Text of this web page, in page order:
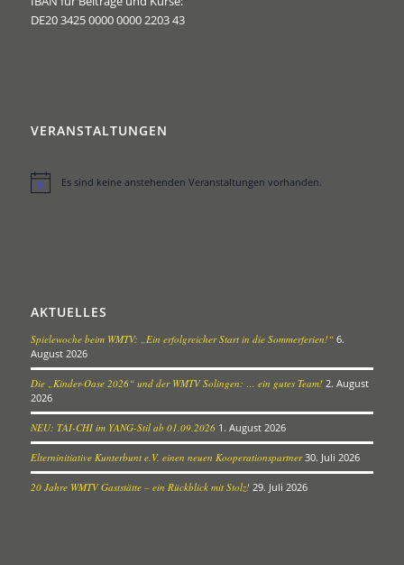
DE20 3425 0000 0000 2203 43
VERANSTALTUNGEN
HinweisEs sind keine anstehenden Veranstaltungen vorhanden.
AKTUELLES
Spielewoche beim WMTV: „Ein erfolgreicher Start in die Sommerferien!“ 6.
August 2026
Die „Kinder-Oase 2026“ und der WMTV Solingen: … ein gutes Team! 2. August
2026
NEU: TAI-CHI im YANG-Stil ab 01.09.2026 1. August 2026
Elterninitiative Kunterbunt e.V. einen neuen Kooperationspartner 30. Juli 2026
20 Jahre WMTV Gaststätte – ein Rückblick mit Stolz! 29. Juli 2026